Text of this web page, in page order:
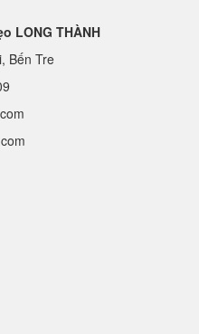
LONG THÀNH
Bến Tre